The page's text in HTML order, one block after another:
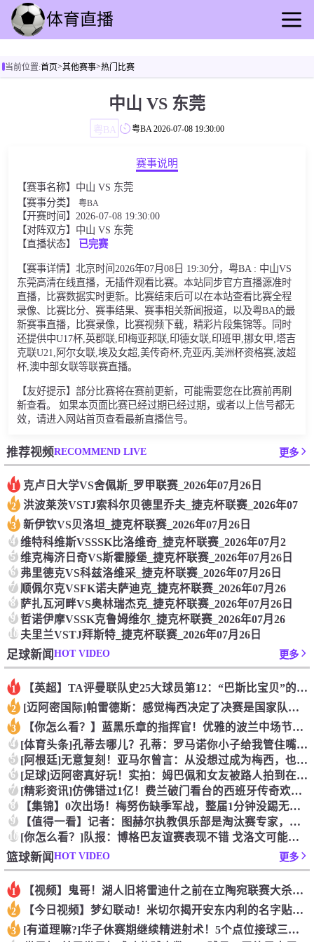
足球直播
其他赛事
当前位置:首页>其他赛事>热门比赛
中山 VS 东莞
粤BA 粤BA 2026-07-08 19:30:00
赛事说明
【赛事名称】中山 VS 东莞
【赛事分类】 粤BA
【开赛时间】2026-07-08 19:30:00
【对阵双方】中山 VS 东莞
【直播状态】
已完赛
【赛事详情】北京时间2026年07月08日 19:30分，粤BA : 中山VS
东莞高清在线直播，无插件观看比赛。本站同步官方直播源准时
直播，比赛数据实时更新。比赛结束后可以在本站查看比赛全程
录像、比赛比分、赛事结果、赛事相关新闻报道，以及粤BA的最
新赛事直播，比赛录像，比赛视频下载，精彩片段集锦等。同时
还提供中U17杯,英郡联,印梅亚邦联,印德女联,印班甲,挪女甲,塔吉
克联U21,阿尔女联,埃及女超,美传奇杯,克亚丙,美洲杯资格赛,波超
杯,澳中部女联等联赛直播。
【友好提示】部分比赛将在赛前更新，可能需要您在比赛前再刷
新查看。 如果本页面比赛已经过期已经过期，或者以上信号都无
效，请进入网站首页查看最新直播信号。
推荐视频RECOMMEND LIVE 更多
1 克卢日大学VS舍佩斯_罗甲联赛_2026年07月26日
2 洪波莱茨VSTJ索科尔贝德里乔夫_捷克杯联赛_2026年07
3 新伊钦VS贝洛坦_捷克杯联赛_2026年07月26日
4 维特科维斯VSSSK比洛维奇_捷克杯联赛_2026年07月2
5 维克梅济日奇VS斯霍滕堡_捷克杯联赛_2026年07月26日
6 弗里德克VS科兹洛维采_捷克杯联赛_2026年07月26日
7 顺佩尔克VSFK诺夫萨迪克_捷克杯联赛_2026年07月26
8 萨扎瓦河畔VS奥林瑞杰克_捷克杯联赛_2026年07月26日
9 哲诺伊摩VSSK克鲁姆维尔_捷克杯联赛_2026年07月26
10 夫里兰VSTJ拜斯特_捷克杯联赛_2026年07月26日
足球新闻HOT VIDEO 更多
1 【英超】TA评曼联队史25大球员第12：“巴斯比宝贝”的绝佳
2 [迈阿密国际]帕雷德斯：感觉梅西决定了决赛是国家队最后一战，
3 【你怎么看？】蓝黑乐章的指挥官！优雅的波兰中场节拍器！
4 [体育头条]孔蒂去哪儿？孔蒂：罗马诺你小子给我管住嘴哈！
5 [阿根廷]无意复刻！亚马尔曾言：从没想过成为梅西，也不会穿他
6 [足球]迈阿密真好玩！实拍：姆巴佩和女友被路人拍到在夜店狂欢
7 [精彩资讯]仿佛错过1亿！费兰破门看台的西班牙传奇欢呼，拉莫
8 【集锦】0次出场！梅努伤缺季军战，整届1分钟没踢无缘世界杯首
9 【值得一看】记者：图赫尔执教俱乐部是淘汰赛专家，但在真正压力
10 [你怎么看？]队报：博格巴友谊赛表现不错 戈洛文可能加盟沙特
篮球新闻HOT VIDEO 更多
1 【视频】鬼哥！湖人旧将雷迪什之前在立陶宛联赛大杀四方
2 【今日视频】梦幻联动！米切尔揭开安东内利的名字贴纸！
3 [有道理嘛?]华子休赛期继续精进射术！5个点位接球三分全部命